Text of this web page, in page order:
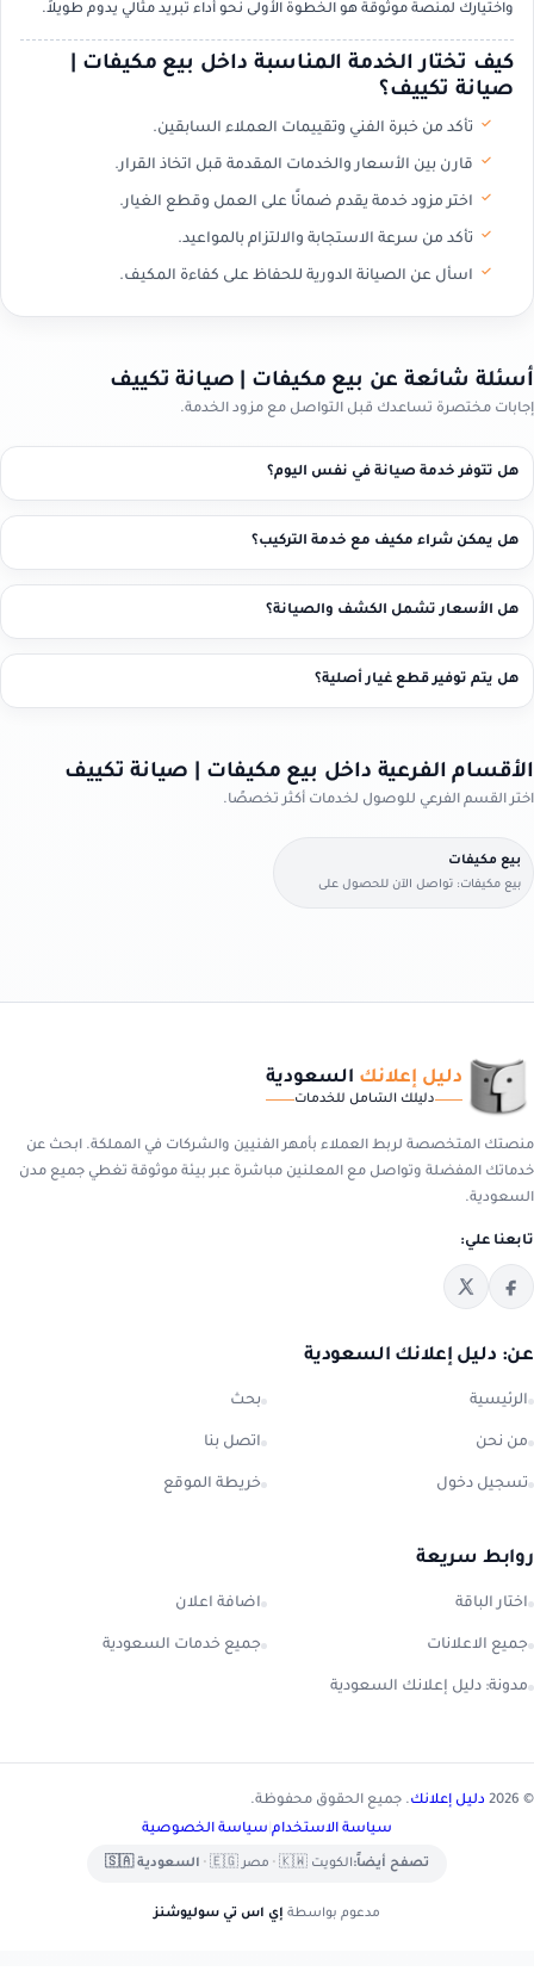
واختيارك لمنصة موثوقة هو الخطوة الأولى نحو أداء تبريد مثالي يدوم طويلاً.
كيف تختار الخدمة المناسبة داخل بيع مكيفات |
صيانة تكييف؟
تأكد من خبرة الفني وتقييمات العملاء السابقين.
قارن بين الأسعار والخدمات المقدمة قبل اتخاذ القرار.
اختر مزود خدمة يقدم ضمانًا على العمل وقطع الغيار.
تأكد من سرعة الاستجابة والالتزام بالمواعيد.
اسأل عن الصيانة الدورية للحفاظ على كفاءة المكيف.
أسئلة شائعة عن بيع مكيفات | صيانة تكييف
إجابات مختصرة تساعدك قبل التواصل مع مزود الخدمة.
هل تتوفر خدمة صيانة في نفس اليوم؟
هل يمكن شراء مكيف مع خدمة التركيب؟
هل الأسعار تشمل الكشف والصيانة؟
هل يتم توفير قطع غيار أصلية؟
الأقسام الفرعية داخل بيع مكيفات | صيانة تكييف
اختر القسم الفرعي للوصول لخدمات أكثر تخصصًا.
بيع مكيفات
بيع مكيفات: تواصل الآن للحصول على
دليل إعلانك السعودية
دليلك الشامل للخدمات
منصتك المتخصصة لربط العملاء بأمهر الفنيين والشركات في المملكة. ابحث عن
خدماتك المفضلة وتواصل مع المعلنين مباشرة عبر بيئة موثوقة تغطي جميع مدن
السعودية.
تابعنا علي:
عن: دليل إعلانك السعودية
الرئيسية بحث
من نحن اتصل بنا
تسجيل دخول خريطة الموقع
روابط سريعة
اختار الباقة اضافة اعلان
جميع الاعلانات جميع خدمات السعودية
مدونة: دليل إعلانك السعودية
© 2026 دليل إعلانك. جميع الحقوق محفوظة.
سياسة الاستخدام سياسة الخصوصية
تصفح أيضاً:الكويت 🇰🇼 • مصر 🇪🇬 • السعودية 🇸🇦
مدعوم بواسطة إي اس تي سوليوشنز